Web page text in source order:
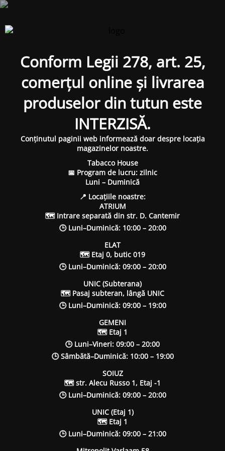
Conform Legii 278, art. 25,
comerțul online și livrarea
produselor din tutun este
INTERZISĂ.
Conținutul paginii web informează doar despre locația
magazinelor noastre.
Tabacco House
📅 Program de lucru: zilnic
Luni – Duminică
📍 Locațiile noastre:
ATRIUM
🗺 Intrare separată din str. D. Cantemir
🕒 Luni–Duminică: 10:00 – 20:00
ELAT
🗺 Etaj 0, butic 019
🕒 Luni–Duminică: 09:00 – 20:00
UNIC (Subterana)
🗺 Pasaj subteran, lângă UNIC
🕒 Luni–Duminică: 09:00 – 19:00
GEMENI
🗺 Etaj 1
🕒 Luni–Vineri: 09:00 – 20:00
🕒 Sâmbătă–Duminică: 10:00 – 19:00
SOIUZ
🗺 str. Alecu Russo 1, Etaj -1
🕒 Luni–Duminică: 09:00 – 20:00
UNIC (Etaj 1)
🗺 Etaj 1
🕒 Luni–Duminică: 09:00 – 21:00